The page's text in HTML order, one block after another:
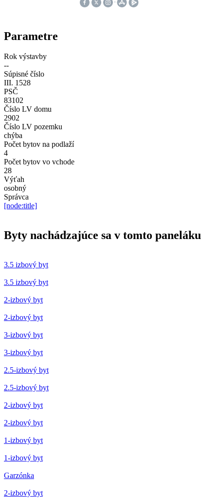
Parametre
Rok výstavby
--
Súpisné číslo
III. 1528
PSČ
83102
Číslo LV domu
2902
Číslo LV pozemku
chýba
Počet bytov na podlaží
4
Počet bytov vo vchode
28
Výťah
osobný
Správca
[node:title]
Byty nachádzajúce sa v tomto paneláku
3.5 izbový byt
3.5 izbový byt
2-izbový byt
2-izbový byt
3-izbový byt
3-izbový byt
2.5-izbový byt
2.5-izbový byt
2-izbový byt
2-izbový byt
1-izbový byt
1-izbový byt
Garzónka
2-izbový byt